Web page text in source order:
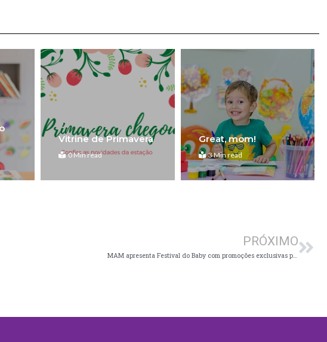
Vitrine de Primavera
0 Min read
Great, mom!
3 Min read
PRÓXIMO
MAM apresenta Festival do Baby com promoções exclusivas para o e-commerce